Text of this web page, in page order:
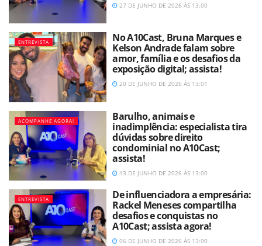
27 DE JUNHO DE 2026 ÀS 13:00
ENTREVISTA
No A10Cast, Bruna Marques e
Kelson Andrade falam sobre
amor, família e os desafios da
exposição digital; assista!
20 DE JUNHO DE 2026 ÀS 13:01
ACOMPANHE AGORA!
Barulho, animais e
inadimplência: especialista tira
dúvidas sobre direito
condominial no A10Cast;
assista!
13 DE JUNHO DE 2026 ÀS 13:00
ENTREVISTA
De influenciadora a empresária:
Rackel Meneses compartilha
desafios e conquistas no
A10Cast; assista agora!
06 DE JUNHO DE 2026 ÀS 13:00